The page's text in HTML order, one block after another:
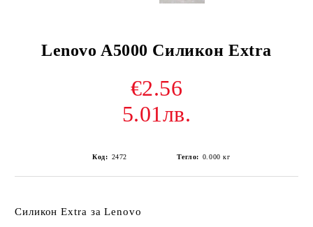
Lenovo A5000 Силикон Extra
€2.56
5.01лв.
Код: 2472 Тегло: 0.000 кг
Силикон Extra за Lenovo